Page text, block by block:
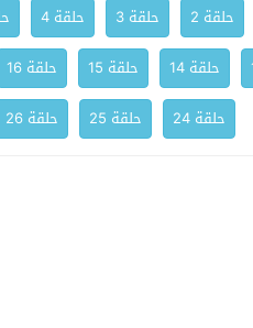
حلقة 2 حلقة 3 حلقة 4
حلقة 14 حلقة 15 حلقة 16
حلقة 24
حلقة 25 حلقة 26